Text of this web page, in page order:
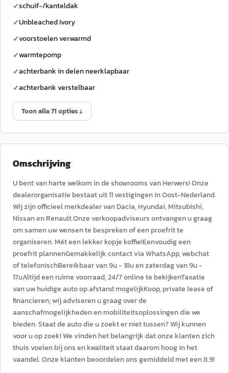
✓schuif-/kanteldak
✓Unbleached Ivory
✓voorstoelen verwarmd
✓warmtepomp
✓achterbank in delen neerklapbaar
✓achterbank verstelbaar
Toon alle 71 opties ↓
Omschrijving
U bent van harte welkom in de showrooms van Herwers! Onze
dealerorganisatie bestaat uit 11 vestigingen in Oost-Nederland.
Wij zijn officieel merkdealer van Dacia, Hyundai, Mitsubishi,
Nissan en Renault.Onze verkoopadviseurs ontvangen u graag
om samen uw wensen te bespreken of een proefrit te
organiseren. Mét een lekker kopje koffie!Eenvoudig een
proefrit plannenGemakkelijk contact via WhatsApp, webchat
of telefonischBereikbaar van 9u - 18u en zaterdag van 9u -
17uAltijd een ruime voorraad, 24/7 online te bekijkenTaxatie
van uw huidige auto op afstand mogelijkKoop, private lease of
financieren; wij adviseren u graag over de
aanschafmogelijkheden en mobiliteitsoplossingen die we
bieden. Staat de auto die u zoekt er niet tussen? Wij kunnen
voor u op zoek! We vinden het belangrijk dat onze klanten zich
thuis voelen bij ons en kwaliteit staat daarom hoog in het
vaandel. Onze klanten beoordelen ons gemiddeld met een 8.9!